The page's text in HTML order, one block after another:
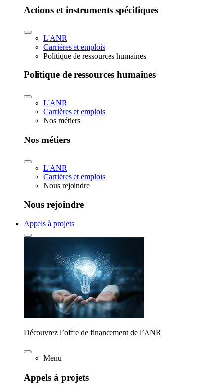
Actions et instruments spécifiques
L'ANR
Carrières et emplois
Politique de ressources humaines
Politique de ressources humaines
L'ANR
Carrières et emplois
Nos métiers
Nos métiers
L'ANR
Carrières et emplois
Nous rejoindre
Nous rejoindre
Appels à projets
Découvrez l’offre de financement de l’ANR
Menu
Appels à projets